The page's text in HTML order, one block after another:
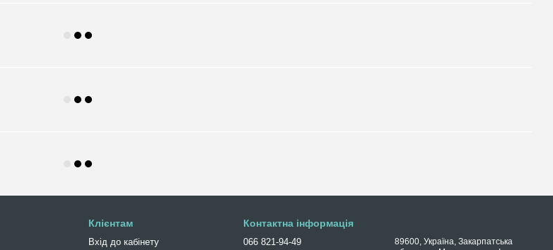
Клієнтам
Вхід до кабінету
Контактна інформація
066 821-94-49
89600, Україна, Закарпатська